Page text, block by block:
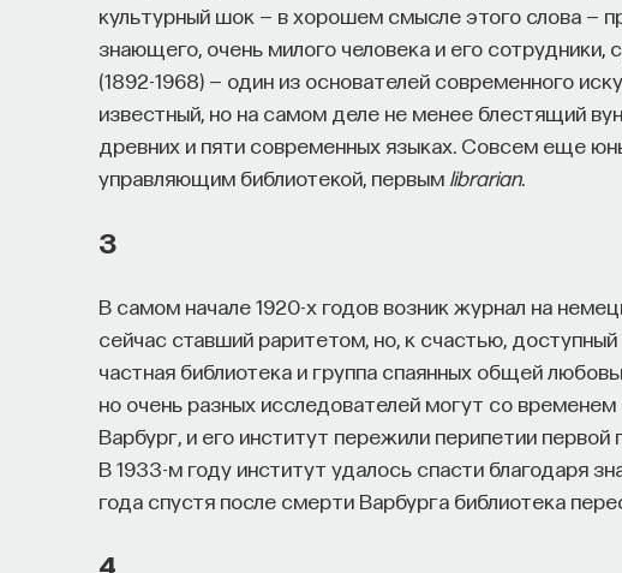
культурный шок — в хорошем смысле этого слова —
знающего, очень милого человека и его
(1892-1968) — один из основателей современного
известный, но на самом деле не менее блестящий
древних и пяти современных языках. Совсем еще
управляющим библиотекой, первым librarian.
3
В самом начале 1920-х годов возник журнал на
сейчас ставший раритетом, но, к счастью,
частная библиотека и группа спаянных общей
но очень разных исследователей могут со
Варбург, и его институт пережили перипетии первой
В 1933-м году институт удалось спасти благодаря
года спустя после смерти Варбурга библиотека
4